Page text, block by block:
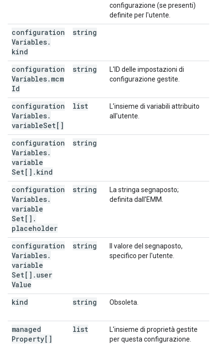
"androidenterprise#variableSet"
string
,
"userValue":
}
}
configurazione (se presenti)
definite per l'utente.
configuration
Variables.
kind
string
configuration
Variables. mcm
Id
string
L'ID delle impostazioni di
configurazione gestite.
configuration
Variables.
variableSet[]
list
L'insieme di variabili attribuito
all'utente.
configuration
Variables.
variable
Set[] . kind
string
configuration
Variables.
variable
Set[] .
placeholder
string
La stringa segnaposto;
definita dall'EMM.
configuration
Variables.
variable
Set[] . user
Value
string
Il valore del segnaposto,
specifico per l'utente.
kind string Obsoleta.
managed
Property[]
list
L'insieme di proprietà gestite
per questa configurazione.